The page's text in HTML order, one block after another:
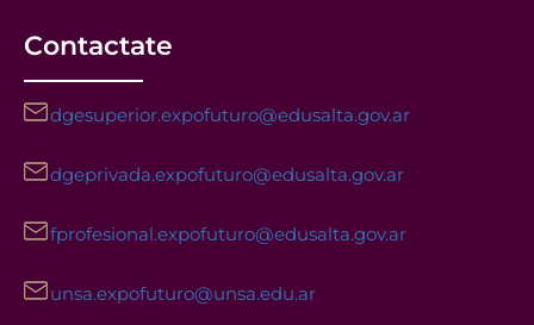
Contactate
dgesuperior.expofuturo@edusalta.gov.ar
dgeprivada.expofuturo@edusalta.gov.ar
fprofesional.expofuturo@edusalta.gov.ar
unsa.expofuturo@unsa.edu.ar